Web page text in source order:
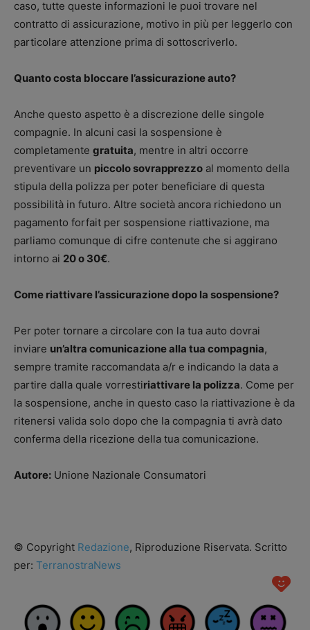
caso, tutte queste informazioni le puoi trovare nel
contratto di assicurazione, motivo in più per leggerlo con
particolare attenzione prima di sottoscriverlo.
Quanto costa bloccare l’assicurazione auto?
Anche questo aspetto è a discrezione delle singole
compagnie. In alcuni casi la sospensione è
completamente gratuita, mentre in altri occorre
preventivare un piccolo sovrapprezzo al momento della
stipula della polizza per poter beneficiare di questa
possibilità in futuro. Altre società ancora richiedono un
pagamento forfait per sospensione riattivazione, ma
parliamo comunque di cifre contenute che si aggirano
intorno ai 20 o 30€.
Come riattivare l’assicurazione dopo la sospensione?
Per poter tornare a circolare con la tua auto dovrai
inviare un’altra comunicazione alla tua compagnia,
sempre tramite raccomandata a/r e indicando la data a
partire dalla quale vorrestiriattivare la polizza. Come per
la sospensione, anche in questo caso la riattivazione è da
ritenersi valida solo dopo che la compagnia ti avrà dato
conferma della ricezione della tua comunicazione.
Autore: Unione Nazionale Consumatori
© Copyright Redazione, Riproduzione Riservata. Scritto
per: TerranostraNews